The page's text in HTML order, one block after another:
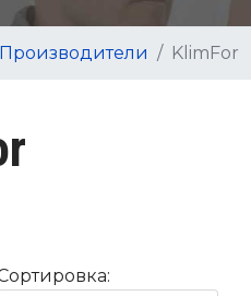
Производители KlimFor